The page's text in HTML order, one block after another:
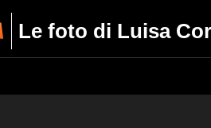
Le foto di Luisa